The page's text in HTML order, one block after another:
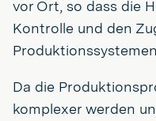
vor Ort, so dass die
Kontrolle und den
Da die
komplexer werden